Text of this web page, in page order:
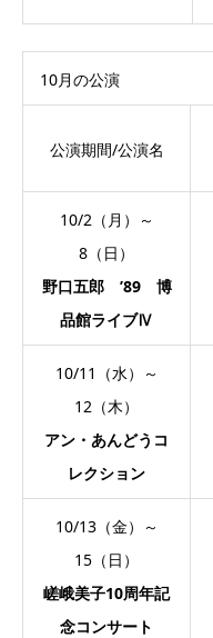
10月の公演
公演期間/公演名
10/2（月）～
8（日）
野口五郎 ’89 博
品館ライブⅣ
10/11（水）～
12（木）
アン・あんどうコ
レクション
10/13（金）～
15（日）
嵯峨美子10周年記
念コンサート